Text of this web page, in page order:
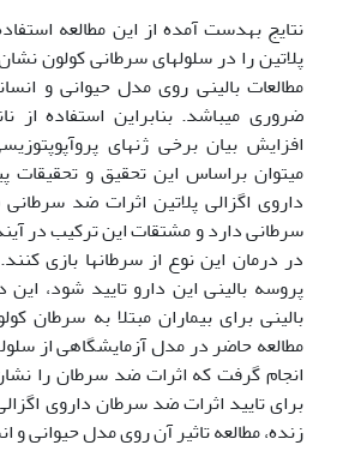
نتایج به‫دست آمده از این مطالعه
پلاتین را در سلول‫های سرطانی کولون
مطالعات بالینی روی مدل حیوانی و
ضروری می‫باشد. بنابراین استفاده از
افزایش بیان برخی ژن‫های
می‫توان براساس این تحقیق و
داروی اگزالی پلاتین اثرات ضد
سرطانی دارد و مشتقات این ترکیب در
در درمان این نوع از سرطان‫ها بازی
پروسه بالینی این دارو تایید شود، این
بالینی برای بیماران مبتلا به سرطان
مطالعه حاضر در مدل آزمایشگاهی از
انجام گرفت که اثرات ضد سرطان را
برای تایید اثرات ضد سرطان داروی
زنده، مطالعه تاثیر آن روی مدل حیوانی و